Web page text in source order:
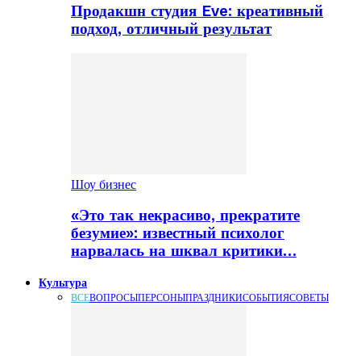
Продакшн студия Eve: креативный
подход, отличный результат
Шоу бизнес
«Это так некрасиво, прекратите
безумие»: известный психолог
нарвалась на шквал критики…
Культура
ВСЕВОПРОСЫПЕРСОНЫПРАЗДНИКИСОБЫТИЯСОВЕТЫ